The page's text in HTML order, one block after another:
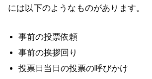
には以下のようなものがあります。
事前の投票依頼
事前の挨拶回り
投票日当日の投票の呼びかけ